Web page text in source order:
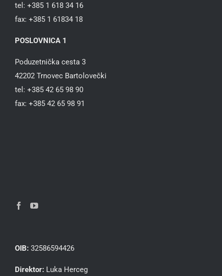
tel: +385 1 618 34 16
fax: +385 1 61834 18
POSLOVNICA 1
Poduzetnička cesta 3
42202 Trnovec Bartolovečki
tel: +385 42 65 98 90
fax: +385 42 65 98 91
OIB: 32586594426
Direktor: Luka Herceg